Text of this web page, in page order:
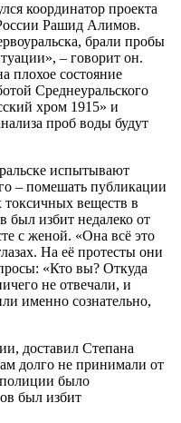
координатор проекта
Рашид Алимов.
брали пробы
– говорит он.
плохое состояние
Среднеуральского
хром 1915» и
проб воды будут
испытывают
– помешать публикации
веществ в
был избит недалеко от
с женой. «Она всё это
На её протесты они
«Кто вы? Откуда
не отвечали, и
именно сознательно,
доставил Степана
долго не принимали от
полиции было
был избит